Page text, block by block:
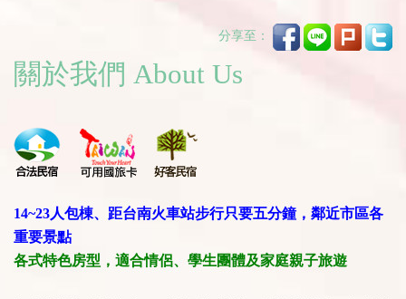
分享至：
關於我們 About Us
14~23人包棟、距台南火車站步行只要五分鐘，鄰近市區各
重要景點
各式特色房型，適合情侶、學生團體及家庭親子旅遊